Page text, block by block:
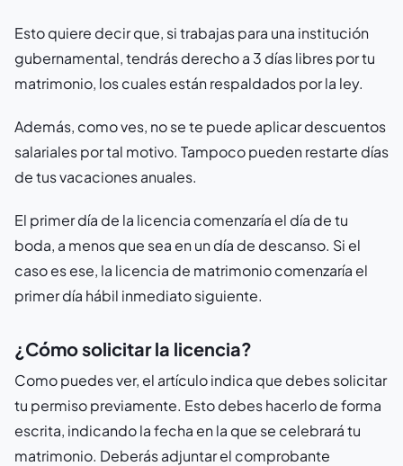
Esto quiere decir que, si trabajas para una institución
gubernamental, tendrás derecho a 3 días libres por tu
matrimonio, los cuales están respaldados por la ley.
Además, como ves, no se te puede aplicar descuentos
salariales por tal motivo. Tampoco pueden restarte días
de tus vacaciones anuales.
El primer día de la licencia comenzaría el día de tu
boda, a menos que sea en un día de descanso. Si el
caso es ese, la licencia de matrimonio comenzaría el
primer día hábil inmediato siguiente.
¿Cómo solicitar la licencia?
Como puedes ver, el artículo indica que debes solicitar
tu permiso previamente. Esto debes hacerlo de forma
escrita, indicando la fecha en la que se celebrará tu
matrimonio. Deberás adjuntar el comprobante